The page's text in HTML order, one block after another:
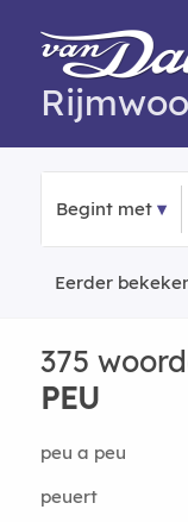
Begint met
Eerder
375
PEU
peu a peu
peuert